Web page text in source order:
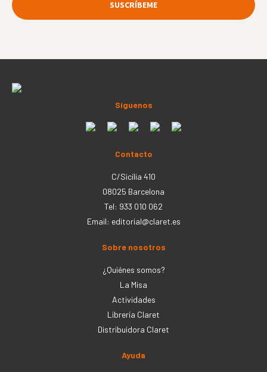
Síguenos
Contacto
C/Sicília 410
08025 Barcelona
Tel: 933 010 062
Email: editorial@claret.es
Sobre nosotros
¿Quiénes somos?
La Misa
Actividades
Librería Claret
Distribuidora Claret
Ayuda